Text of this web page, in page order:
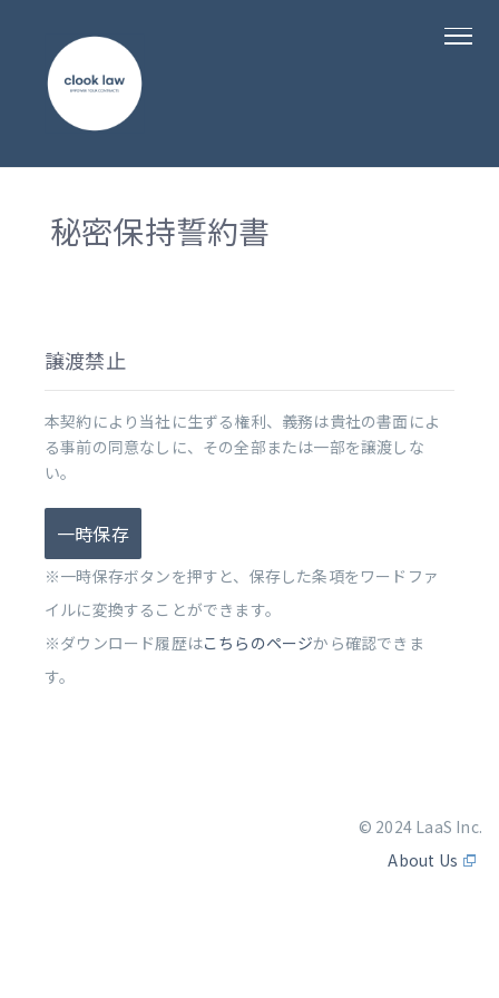
秘密保持誓約書
譲渡禁止
本契約により当社に生ずる権利、義務は貴社の書面によ
る事前の同意なしに、その全部または一部を譲渡しな
い。
一時保存
※一時保存ボタンを押すと、保存した条項をワードファ
イルに変換することができます。
※ダウンロード履歴はこちらのページから確認できま
す。
© 2024 LaaS Inc.
About Us